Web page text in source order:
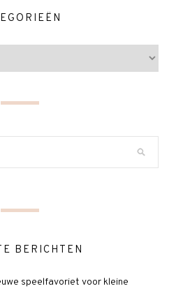
BERICHTEN
speelfavoriet voor kleine